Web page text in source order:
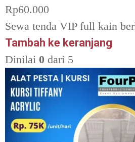
Rp60.000
Sewa tenda VIP full kain
Tambah ke keranjang
Dinilai 0 dari 5